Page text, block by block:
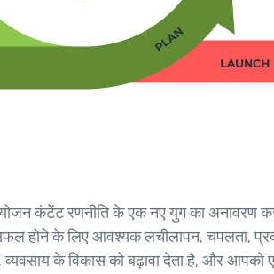
कंटेंट रणनीति के एक नए युग का अनावरण
होने के लिए आवश्यक लचीलापन, चपलता,
व्यवसाय के विकास को बढ़ावा देता है, और